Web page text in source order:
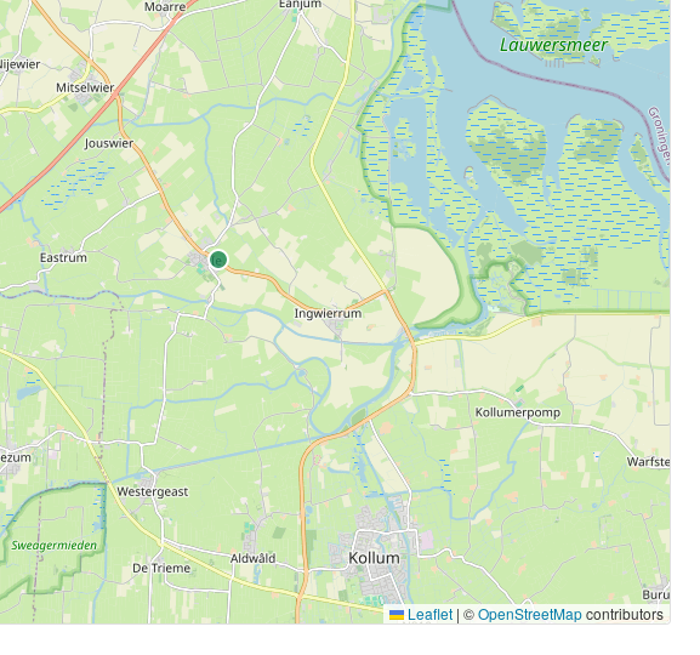
Leaflet | ©OpenStreetMapcontributors